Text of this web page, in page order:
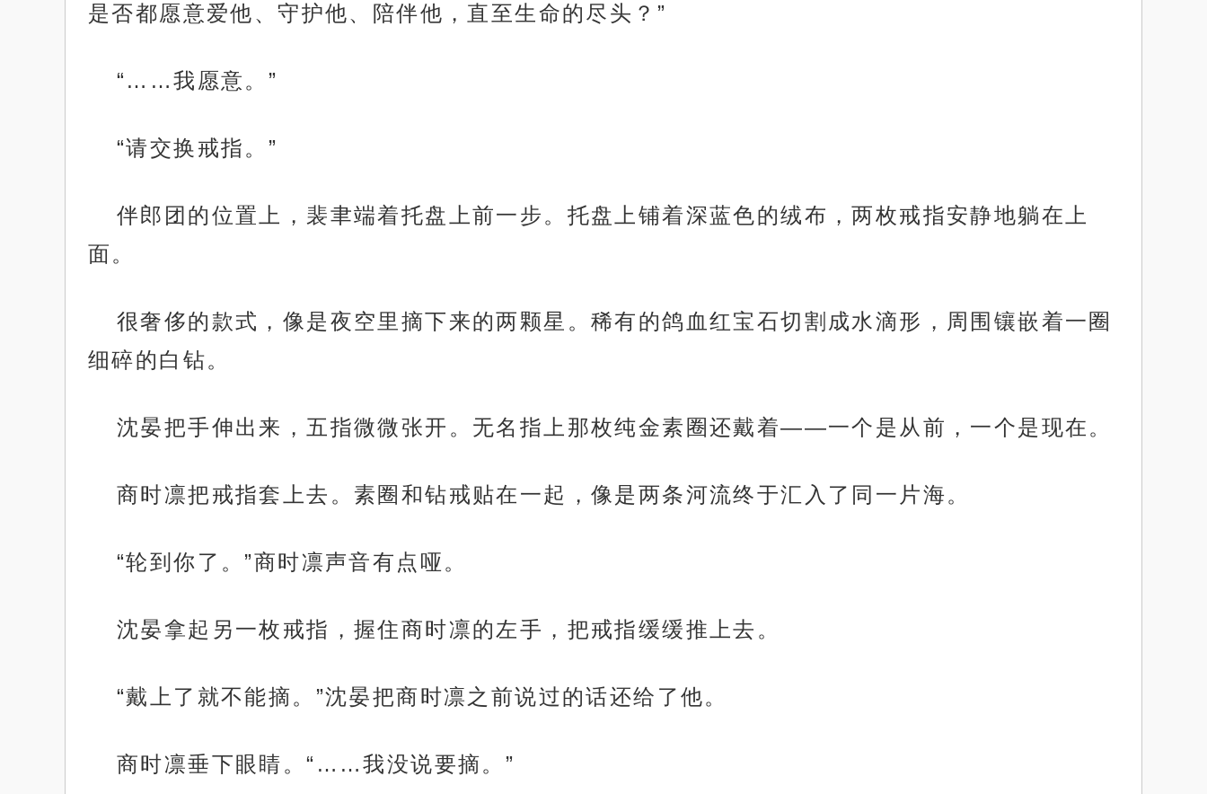
是否都愿意爱他、守护他、陪伴他，直至生命的尽头？”
“……我愿意。”
“请交换戒指。”
伴郎团的位置上，裴聿端着托盘上前一步。托盘上铺着深蓝色的绒布，两枚戒指安静地躺在上
面。
很奢侈的款式，像是夜空里摘下来的两颗星。稀有的鸽血红宝石切割成水滴形，周围镶嵌着一圈
细碎的白钻。
沈晏把手伸出来，五指微微张开。无名指上那枚纯金素圈还戴着——一个是从前，一个是现在。
商时凛把戒指套上去。素圈和钻戒贴在一起，像是两条河流终于汇入了同一片海。
“轮到你了。”商时凛声音有点哑。
沈晏拿起另一枚戒指，握住商时凛的左手，把戒指缓缓推上去。
“戴上了就不能摘。”沈晏把商时凛之前说过的话还给了他。
商时凛垂下眼睛。“……我没说要摘。”